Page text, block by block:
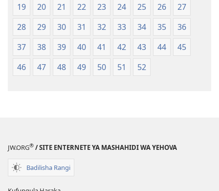
19
20 21 22 23 24 25 26
27
28
29 30 31 32 33 34 35
36
37
38 39 40 41 42 43 44
45
46
47 48 49 50 51 52
JW.ORG® / SITE ENTERNETE YA MASHAHIDI WA YEHOVA
Badilisha Rangi